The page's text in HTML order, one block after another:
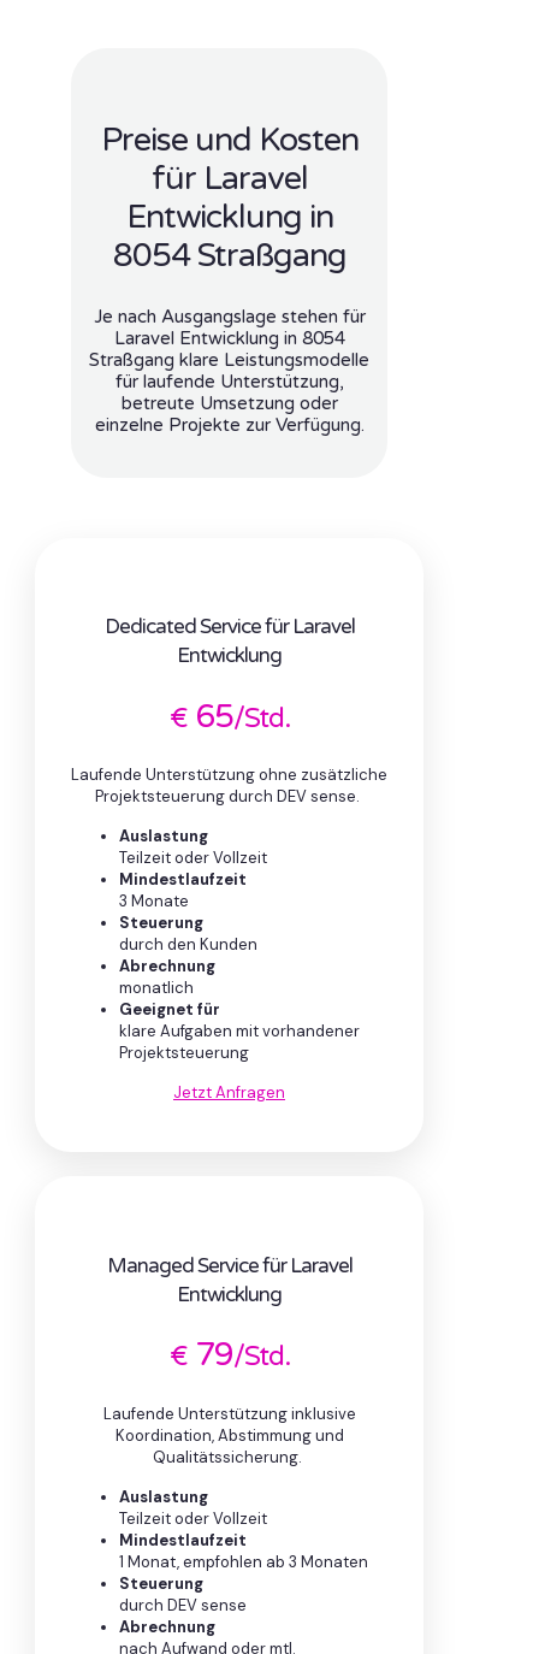
Preise und Kosten
für Laravel
Entwicklung in
8054 Straßgang
Je nach Ausgangslage stehen für
Laravel Entwicklung in 8054
Straßgang klare Leistungsmodelle
für laufende Unterstützung,
betreute Umsetzung oder
einzelne Projekte zur Verfügung.
Dedicated Service für Laravel
Entwicklung
€65/Std.
Laufende Unterstützung ohne zusätzliche
Projektsteuerung durch DEV sense.
Auslastung
Teilzeit oder Vollzeit
Mindestlaufzeit
3 Monate
Steuerung
durch den Kunden
Abrechnung
monatlich
Geeignet für
klare Aufgaben mit vorhandener
Projektsteuerung
Jetzt Anfragen
Managed Service für Laravel
Entwicklung
€79/Std.
Laufende Unterstützung inklusive
Koordination, Abstimmung und
Qualitätssicherung.
Auslastung
Teilzeit oder Vollzeit
Mindestlaufzeit
1 Monat, empfohlen ab 3 Monaten
Steuerung
durch DEV sense
Abrechnung
nach Aufwand oder mtl.